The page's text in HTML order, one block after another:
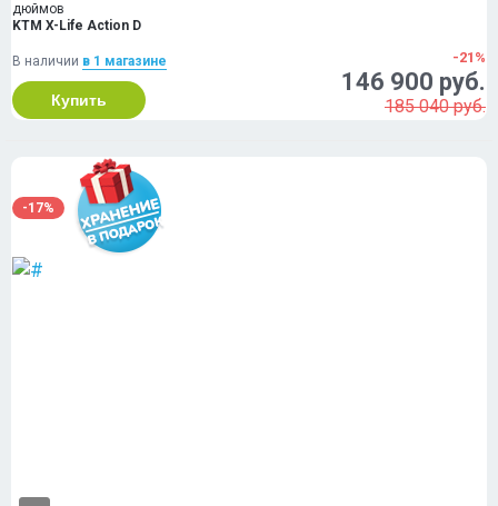
дюймов
KTM X-Life Action D
В наличии в 1 магазинe
Купить
-21%
146 900 руб.
185 040 руб.
-17%